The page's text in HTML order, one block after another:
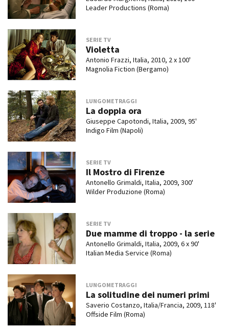
Leader Productions (Roma)
SERIE TV
Violetta
Antonio Frazzi, Italia, 2010, 2 x 100'
Magnolia Fiction (Bergamo)
LUNGOMETRAGGI
La doppia ora
Giuseppe Capotondi, Italia, 2009, 95'
Indigo Film (Napoli)
SERIE TV
Il Mostro di Firenze
Antonello Grimaldi, Italia, 2009, 300'
Wilder Produzione (Roma)
SERIE TV
Due mamme di troppo - la serie
Antonello Grimaldi, Italia, 2009, 6 x 90'
Italian Media Service (Roma)
LUNGOMETRAGGI
La solitudine dei numeri primi
Saverio Costanzo, Italia/Francia, 2009, 118'
Offside Film (Roma)